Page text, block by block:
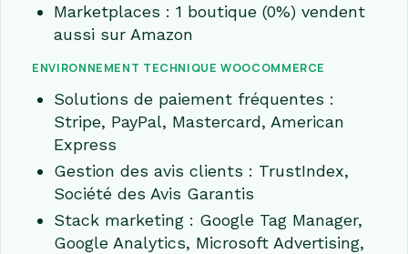
Marketplaces : 1 boutique (0%) vendent
aussi sur Amazon
ENVIRONNEMENT TECHNIQUE WOOCOMMERCE
Solutions de paiement fréquentes :
Stripe, PayPal, Mastercard, American
Express
Gestion des avis clients : TrustIndex,
Société des Avis Garantis
Stack marketing : Google Tag Manager,
Google Analytics, Microsoft Advertising,